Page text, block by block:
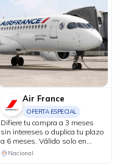
Air France
OFERTA ESPECIAL
Difiere tu compra a 3 meses
sin intereses o duplica tu plazo
a 6 meses. Válido solo en
puntos de venta físicos y
agencias de viaje.
Nacional